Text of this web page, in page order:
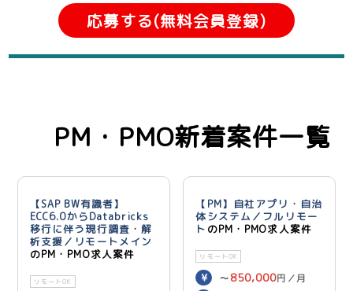
応募する(無料会員登録)
PM・PMO新着案件一覧
【SAP BW有識者】
ECC6.0からDatabricks
移行に伴う現行調査・解
析支援／リモートメイン
のPM・PMO求人案件
リモートOK
【PM】自社アプリ・自治
体システム／フルリモー
ト のPM・PMO求人案件
リモートOK
〜 850,000円／月